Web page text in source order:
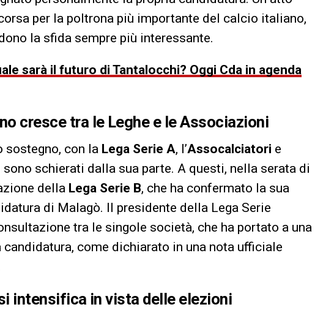
per la poltrona più importante del calcio italiano,
la sfida sempre più interessante.
sarà il futuro di Tantalocchi? Oggi Cda in agenda
cresce tra le Leghe e le Associazioni
sostegno, con la Lega Serie A, l’Assocalciatori e
sono schierati dalla sua parte. A questi, nella serata di
della Lega Serie B, che ha confermato la sua
di Malagò. Il presidente della Lega Serie
tra le singole società, che ha portato a una
come dichiarato in una nota ufficiale
intensifica in vista delle elezioni